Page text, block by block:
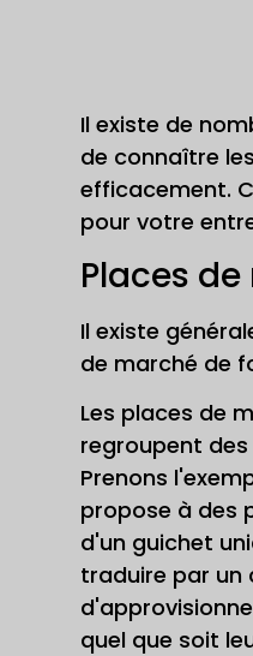
Il existe de
de connaître
efficacement.
pour votre
Places
Il existe
de marché de
Les places de
regroupent
Prenons
propose à des
d'un guichet
traduire par un
quel que soit